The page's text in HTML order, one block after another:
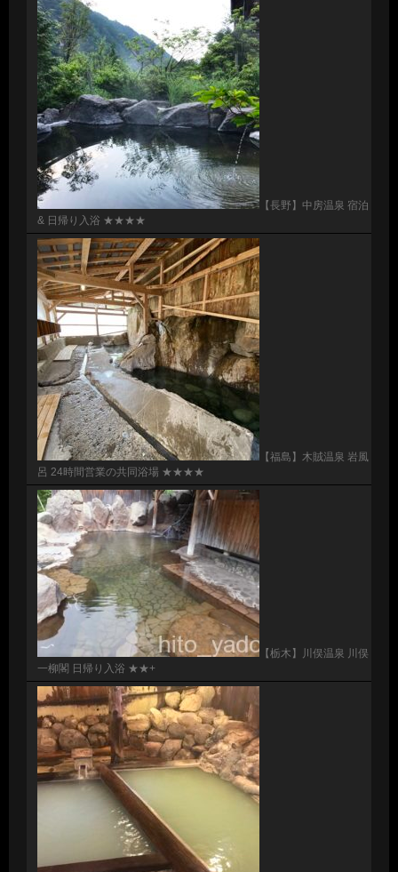
【長野】中房温泉 宿泊
& 日帰り入浴 ★★★★
【福島】木賊温泉 岩風
呂 24時間営業の共同浴場 ★★★★
【栃木】川俣温泉 川俣
一柳閣 日帰り入浴 ★★+